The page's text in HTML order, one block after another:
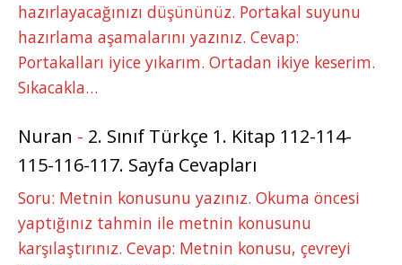
hazırlayacağınızı düşününüz. Portakal suyunu
hazırlama aşamalarını yazınız. Cevap:
Portakalları iyice yıkarım. Ortadan ikiye keserim.
Sıkacakla…
Nuran - 2. Sınıf Türkçe 1. Kitap 112-114-
115-116-117. Sayfa Cevapları
Soru: Metnin konusunu yazınız. Okuma öncesi
yaptığınız tahmin ile metnin konusunu
karşılaştırınız. Cevap: Metnin konusu, çevreyi